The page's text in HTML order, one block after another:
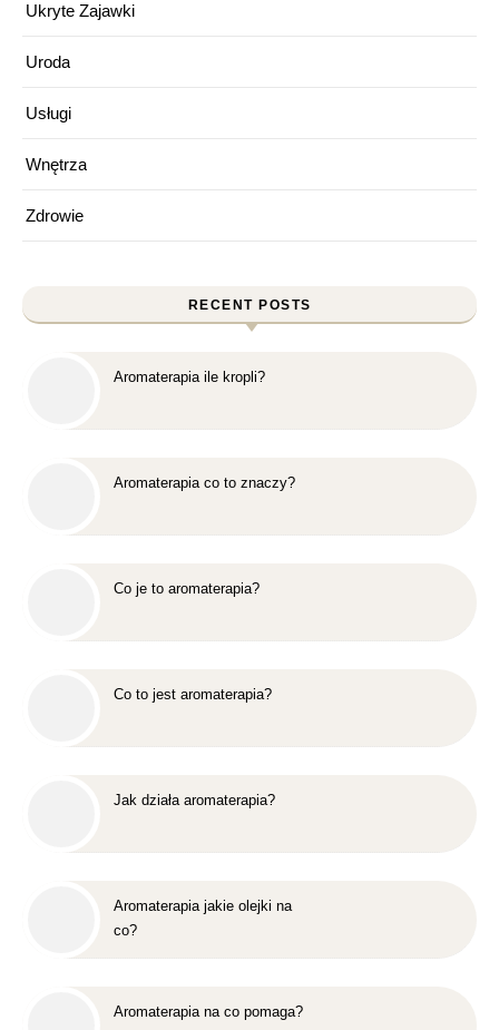
Ukryte Zajawki
Uroda
Usługi
Wnętrza
Zdrowie
RECENT POSTS
Aromaterapia ile kropli?
Aromaterapia co to znaczy?
Co je to aromaterapia?
Co to jest aromaterapia?
Jak działa aromaterapia?
Aromaterapia jakie olejki na
co?
Aromaterapia na co pomaga?